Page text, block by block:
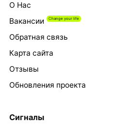
О Нас
Вакансии
Обратная связь
Карта сайта
Отзывы
Обновления проекта
Сигналы